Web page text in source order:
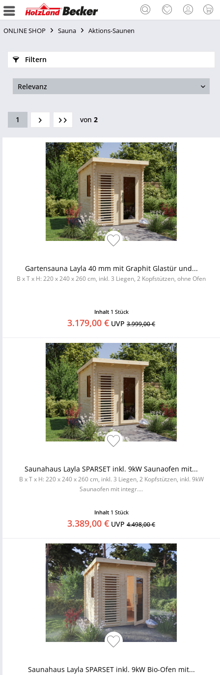
ONLINE SHOP Sauna Aktions-Saunen
Filtern
1 von 2
Gartensauna Layla 40 mm mit Graphit Glastür und...
B x T x H: 220 x 240 x 260 cm, inkl. 3 Liegen, 2 Kopfstützen, ohne Ofen
Inhalt 1 Stück
3.179,00 € UVP 3.999,00 €
Saunahaus Layla SPARSET inkl. 9kW Saunaofen mit...
B x T x H: 220 x 240 x 260 cm, inkl. 3 Liegen, 2 Kopfstützen, inkl. 9kW
Saunaofen mit integr....
Inhalt 1 Stück
3.389,00 € UVP 4.498,00 €
Saunahaus Layla SPARSET inkl. 9kW Bio-Ofen mit...